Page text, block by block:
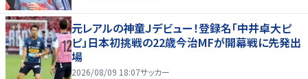
元レアルの神童Ｊデビュー！登録名「中井卓大ピ
ピ」日本初挑戦の22歳今治MFが開幕戦に先発出
場
2026/08/09 18:07サッカー